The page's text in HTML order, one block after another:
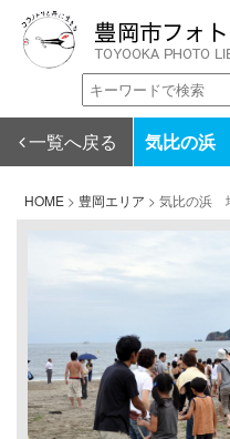
一覧へ戻る 気比の浜
HOME > 豊岡エリア > 気比の浜